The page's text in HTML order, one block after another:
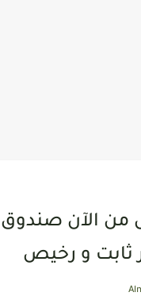
من الآن صندوق
و رخيص